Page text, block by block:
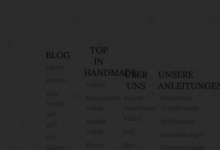
BLOG
finden
gut!
TOP
IN
HANDMADE
häkeln
ÜBER
UNS
Was ist
Kultur?
UNSERE
Kostenlose
Schnittmuster
Strickmuster
Bauanleitungen
Faltanleitungen